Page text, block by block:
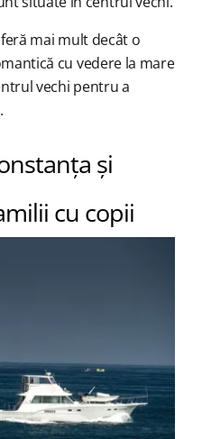
mai mult decât o
cu vedere la mare
vechi pentru a
și
cu copii